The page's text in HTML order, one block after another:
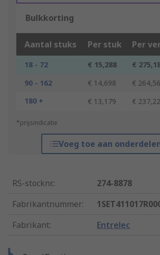
Bulkkorting
Aantal stuks Per stuk Per
18 - 72 € 15,288
€
90 - 162
€ 14,698
€ 264,56
180 +
€ 13,179 € 237,22
*prijsindicatie
Voeg toe aan
RS-stocknr.:
274-8878
Fabrikantnummer:
Fabrikant: Entrelec